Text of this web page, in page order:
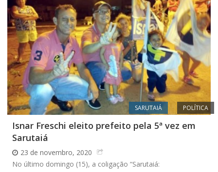
SARUTAIÁ POLÍTICA
Isnar Freschi eleito prefeito pela 5ª vez em
Sarutaiá
23 de novembro, 2020
No último domingo (15), a coligação “Sarutaiá: